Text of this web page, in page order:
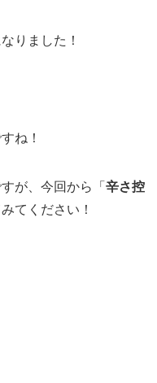
りました！
ね！
が、今回から「 辛さ控
てください！